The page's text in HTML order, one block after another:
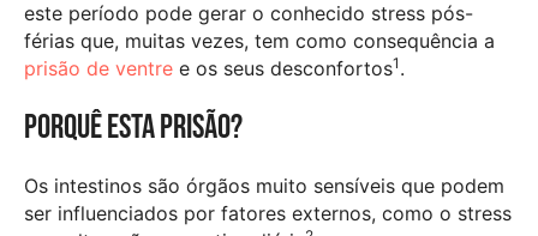
este período pode gerar o conhecido stress pós-
férias que, muitas vezes, tem como consequência a
prisão de ventre e os seus desconfortos1 .
Porquê esta prisão?
Os intestinos são órgãos muito sensíveis que podem
ser influenciados por fatores externos, como o stress